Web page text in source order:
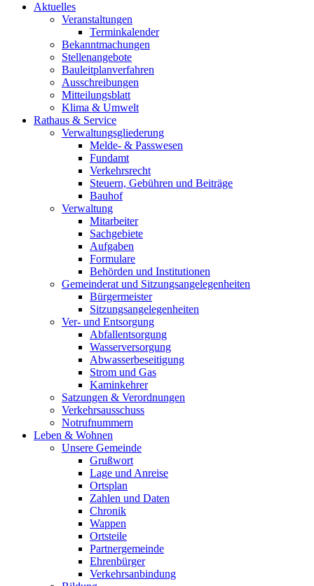
Aktuelles
Veranstaltungen
Terminkalender
Bekanntmachungen
Stellenangebote
Bauleitplanverfahren
Ausschreibungen
Mitteilungsblatt
Klima & Umwelt
Rathaus & Service
Verwaltungsgliederung
Melde- & Passwesen
Fundamt
Verkehrsrecht
Steuern, Gebühren und Beiträge
Bauhof
Verwaltung
Mitarbeiter
Sachgebiete
Aufgaben
Formulare
Behörden und Institutionen
Gemeinderat und Sitzungsangelegenheiten
Bürgermeister
Sitzungsangelegenheiten
Ver- und Entsorgung
Abfallentsorgung
Wasserversorgung
Abwasserbeseitigung
Strom und Gas
Kaminkehrer
Satzungen & Verordnungen
Verkehrsausschuss
Notrufnummern
Leben & Wohnen
Unsere Gemeinde
Grußwort
Lage und Anreise
Ortsplan
Zahlen und Daten
Chronik
Wappen
Ortsteile
Partnergemeinde
Ehrenbürger
Verkehrsanbindung